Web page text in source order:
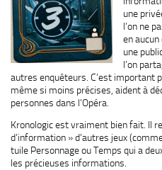
une
l’on ne
en aucun
une
l’on
autres enquêteurs. C’est important
même si moins précises, aident à
personnes dans l’Opéra.
Kronologic est vraiment bien fait. Il
d’information » d’autres jeux
tuile Personnage ou Temps qui a
les précieuses informations.